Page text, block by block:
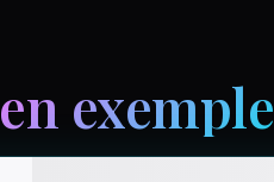
en exemple